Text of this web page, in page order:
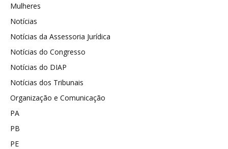
Mulheres
Notícias
Notícias da Assessoria Jurídica
Notícias do Congresso
Notícias do DIAP
Notícias dos Tribunais
Organização e Comunicação
PA
PB
PE